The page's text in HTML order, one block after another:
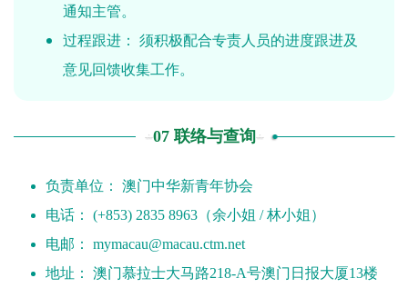
通知主管。
过程跟进： 须积极配合专责人员的进度跟进及
意见回馈收集工作。
07 联络与查询
负责单位： 澳门中华新青年协会
电话： (+853) 2835 8963（余小姐 / 林小姐）
电邮： mymacau@macau.ctm.net
地址： 澳门慕拉士大马路218-A号澳门日报大厦13楼